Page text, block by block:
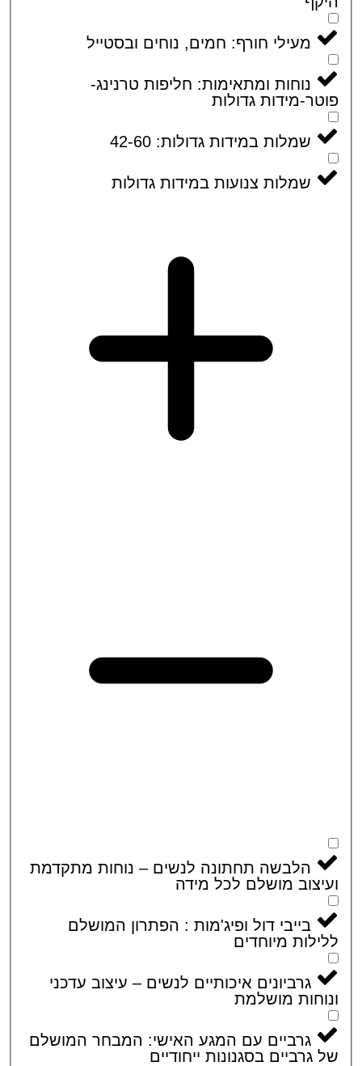
מעילי חורף: חמים, נוחים ובסטייל
נוחות ומתאימות: חליפות טרנינג-
מידות גדולות
שמלות במידות גדולות: 42-60
שמלות צנועות במידות גדולות
הלבשה תחתונה לנשים – נוחות מתקדמת
מושלם לכל מידה
בייבי דול ופיג'מות : הפתרון המושלם
מיוחדים
גרביונים איכותיים לנשים – עיצוב עדכני
מושלמת
גרביים עם המגע האישי: המבחר המושלם
בסגנונות ייחודיים